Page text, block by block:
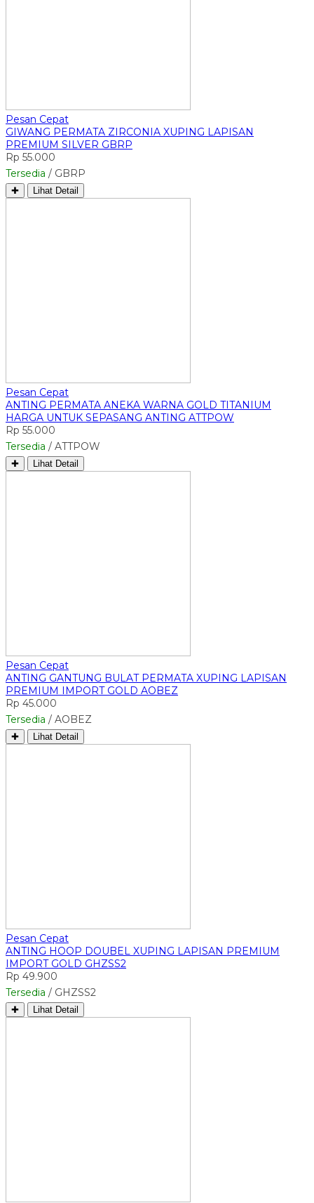
Pesan Cepat
GIWANG PERMATA ZIRCONIA XUPING LAPISAN
PREMIUM SILVER GBRP
Rp 55.000
Tersedia / GBRP
✚ Lihat Detail
Pesan Cepat
ANTING PERMATA ANEKA WARNA GOLD TITANIUM
HARGA UNTUK SEPASANG ANTING ATTPOW
Rp 55.000
Tersedia / ATTPOW
✚ Lihat Detail
Pesan Cepat
ANTING GANTUNG BULAT PERMATA XUPING LAPISAN
PREMIUM IMPORT GOLD AOBEZ
Rp 45.000
Tersedia / AOBEZ
✚ Lihat Detail
Pesan Cepat
ANTING HOOP DOUBEL XUPING LAPISAN PREMIUM
IMPORT GOLD GHZSS2
Rp 49.900
Tersedia / GHZSS2
✚ Lihat Detail